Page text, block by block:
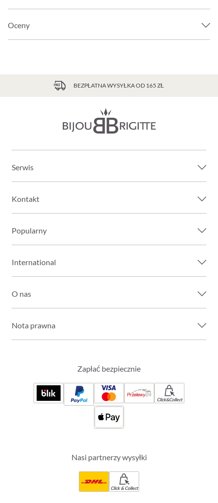
Oceny
BEZPŁATNA WYSYŁKA OD 165 ZŁ
Serwis
Kontakt
Popularny
International
O nas
Nota prawna
Zapłać bezpiecznie
Click&Collect
Nasi partnerzy wysyłki
Click & Collect